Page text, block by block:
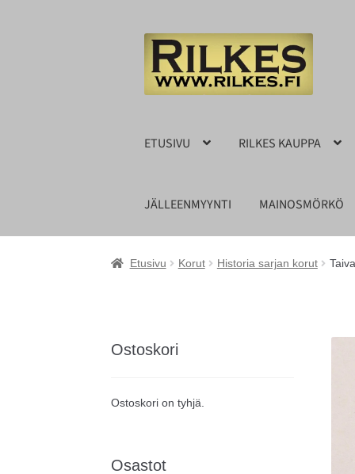
Siirry
navigointiin
Siirry
sisältöön
ETUSIVU RILKES KAUPPA
JÄLLEENMYYNTI MAINOSMÖRKÖ
Etusivu Korut Historia sarjan korut
Ostoskori
Ostoskori on tyhjä.
Osastot